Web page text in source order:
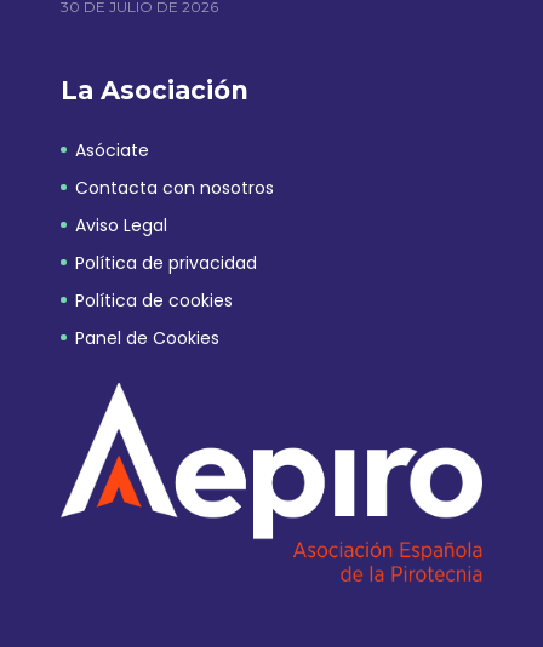
30 DE JULIO DE 2026
La Asociación
Asóciate
Contacta con nosotros
Aviso Legal
Política de privacidad
Política de cookies
Panel de Cookies